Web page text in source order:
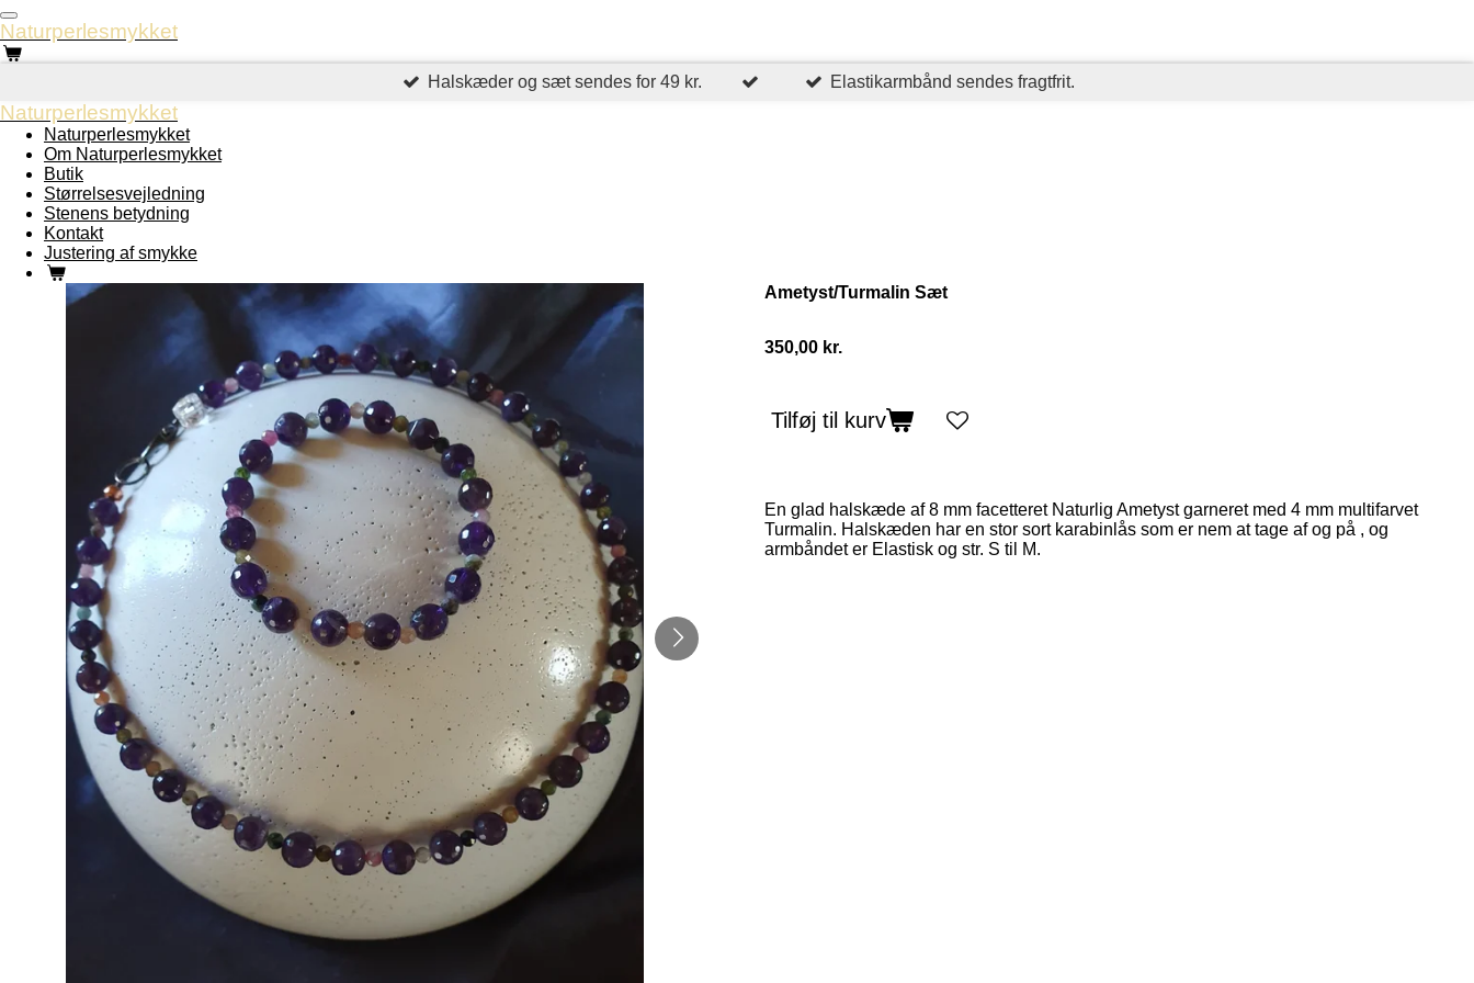
Spring
til
hovedindhold
Naturperlesmykket
Halskæder og sæt sendes for 49 kr. Elastikarmbånd sendes fragtfrit.
Naturperlesmykket
Naturperlesmykket
Om Naturperlesmykket
Butik
Størrelsesvejledning
Stenens betydning
Kontakt
Justering af smykke
Ametyst/Turmalin Sæt
350,00 kr.
Tilføj til kurv
En glad halskæde af 8 mm facetteret Naturlig Ametyst garneret med 4 mm multifarvet
Turmalin. Halskæden har en stor sort karabinlås som er nem at tage af og på , og
armbåndet er Elastisk og str. S til M.